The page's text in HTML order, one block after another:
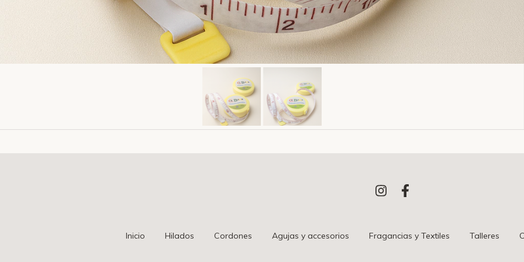
Inicio Hilados Cordones Agujas y accesorios Fragancias y Textiles Talleres